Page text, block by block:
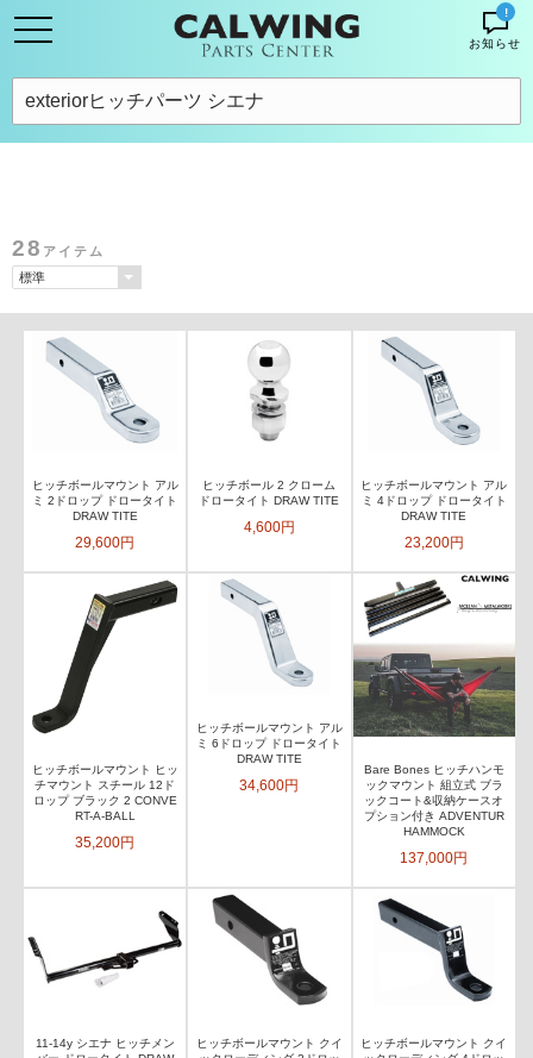
!
お知らせ
28 アイテム
ヒッチボールマウント アル
ミ 2ドロップ ドロータイト
DRAW TITE
29,600円
ヒッチボール 2 クローム
ドロータイト DRAW TITE
4,600円
ヒッチボールマウント アル
ミ 4ドロップ ドロータイト
DRAW TITE
23,200円
ヒッチボールマウント ヒッ
チマウント スチール 12ド
ロップ ブラック 2 CONVE
RT-A-BALL
35,200円
ヒッチボールマウント アル
ミ 6ドロップ ドロータイト
DRAW TITE
34,600円
Bare Bones ヒッチハンモ
ックマウント 組立式 ブラ
ックコート&収納ケースオ
プション付き ADVENTUR
HAMMOCK
137,000円
11-14y シエナ ヒッチメン
ヒッチボールマウント クイ
ヒッチボールマウント クイ